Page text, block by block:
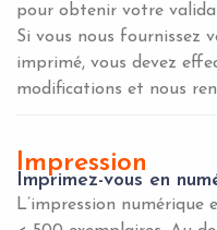
pour obtenir votre
Si vous nous fournissez
imprimé, vous devez
modifications et nous
Impression
Imprimez-vous en
L’impression